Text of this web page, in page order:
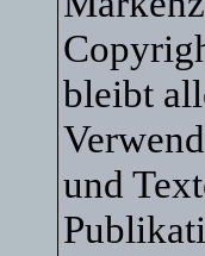
bleibt
und